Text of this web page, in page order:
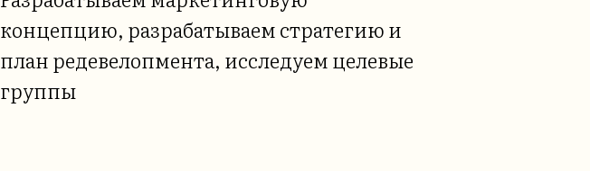
концепцию, разрабатываем стратегию и
план редевелопмента, исследуем целевые
группы